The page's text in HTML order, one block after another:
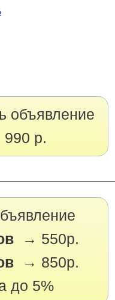
объявление
990 р.
→ 550р.
→ 850р.
до 5%